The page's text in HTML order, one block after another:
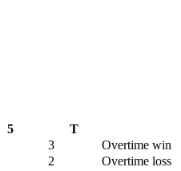
5 T
3
Overtime win
2 Overtime loss